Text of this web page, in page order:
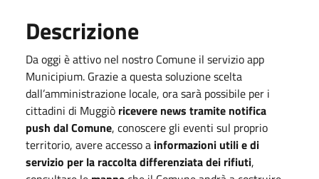
Descrizione
Da oggi è attivo nel nostro Comune il servizio app
Municipium. Grazie a questa soluzione scelta
dall’amministrazione locale, ora sarà possibile per i
cittadini di Muggiò ricevere news tramite notifica
push dal Comune, conoscere gli eventi sul proprio
territorio, avere accesso a informazioni utili e di
servizio per la raccolta differenziata dei rifiuti,